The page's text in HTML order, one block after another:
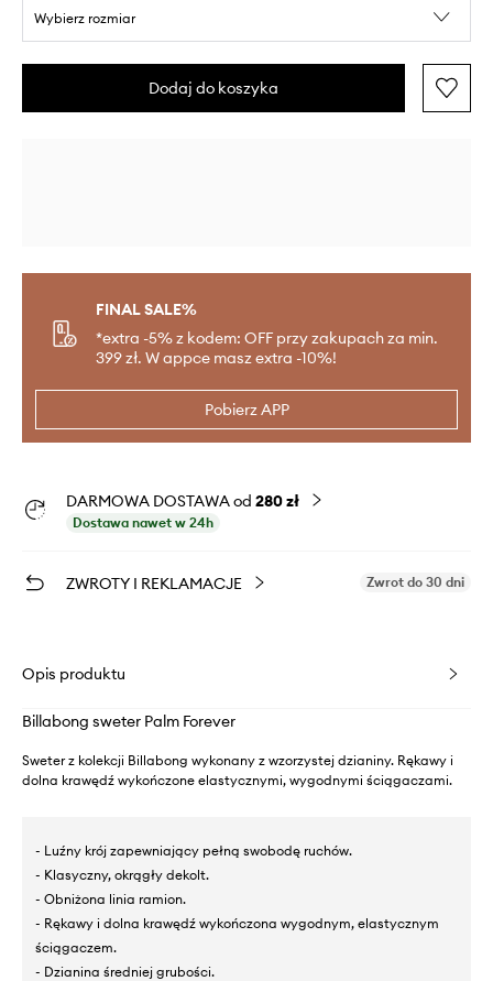
Wybierz rozmiar
Dodaj do koszyka
FINAL SALE%
*extra -5% z kodem: OFF przy zakupach za min.
399 zł. W appce masz extra -10%!
Pobierz APP
DARMOWA DOSTAWA od 280 zł
Dostawa nawet w 24h
ZWROTY I REKLAMACJE Zwrot do 30 dni
Opis produktu
Billabong sweter Palm Forever
Sweter z kolekcji Billabong wykonany z wzorzystej dzianiny. Rękawy i
dolna krawędź wykończone elastycznymi, wygodnymi ściągaczami.
- Luźny krój zapewniający pełną swobodę ruchów.
- Klasyczny, okrągły dekolt.
- Obniżona linia ramion.
- Rękawy i dolna krawędź wykończona wygodnym, elastycznym
ściągaczem.
- Dzianina średniej grubości.